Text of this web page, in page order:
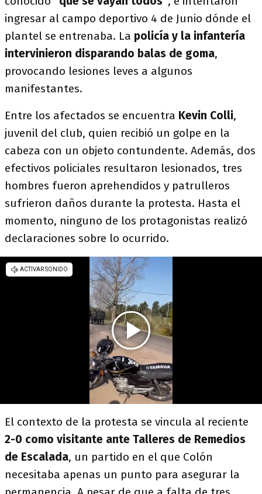
ingresar al campo deportivo 4 de Junio dónde el
plantel se entrenaba. La policía y la infantería
intervinieron disparando balas de goma,
provocando lesiones leves a algunos
manifestantes.
Entre los afectados se encuentra Kevin Colli,
juvenil del club, quien recibió un golpe en la
cabeza con un objeto contundente. Además, dos
efectivos policiales resultaron lesionados, tres
hombres fueron aprehendidos y patrulleros
sufrieron daños durante la protesta. Hasta el
momento, ninguno de los protagonistas realizó
declaraciones sobre lo ocurrido.
El contexto de la protesta se vincula al reciente
2-0 como visitante ante Talleres de Remedios
de Escalada, un partido en el que Colón
necesitaba apenas un punto para asegurar la